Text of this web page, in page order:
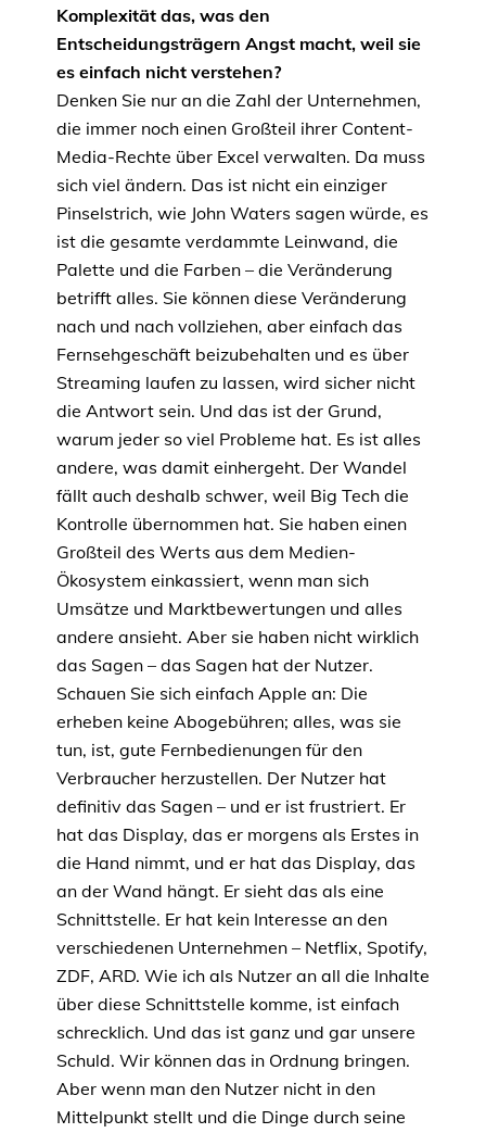
Komplexität das, was den
Entscheidungsträgern Angst macht, weil sie
es einfach nicht verstehen?
Denken Sie nur an die Zahl der Unternehmen,
die immer noch einen Großteil ihrer Content-
Media-Rechte über Excel verwalten. Da muss
sich viel ändern. Das ist nicht ein einziger
Pinselstrich, wie John Waters sagen würde, es
ist die gesamte verdammte Leinwand, die
Palette und die Farben – die Veränderung
betrifft alles. Sie können diese Veränderung
nach und nach vollziehen, aber einfach das
Fernsehgeschäft beizubehalten und es über
Streaming laufen zu lassen, wird sicher nicht
die Antwort sein. Und das ist der Grund,
warum jeder so viel Probleme hat. Es ist alles
andere, was damit einhergeht. Der Wandel
fällt auch deshalb schwer, weil Big Tech die
Kontrolle übernommen hat. Sie haben einen
Großteil des Werts aus dem Medien-
Ökosystem einkassiert, wenn man sich
Umsätze und Marktbewertungen und alles
andere ansieht. Aber sie haben nicht wirklich
das Sagen – das Sagen hat der Nutzer.
Schauen Sie sich einfach Apple an: Die
erheben keine Abogebühren; alles, was sie
tun, ist, gute Fernbedienungen für den
Verbraucher herzustellen. Der Nutzer hat
definitiv das Sagen – und er ist frustriert. Er
hat das Display, das er morgens als Erstes in
die Hand nimmt, und er hat das Display, das
an der Wand hängt. Er sieht das als eine
Schnittstelle. Er hat kein Interesse an den
verschiedenen Unternehmen – Netflix, Spotify,
ZDF, ARD. Wie ich als Nutzer an all die Inhalte
über diese Schnittstelle komme, ist einfach
schrecklich. Und das ist ganz und gar unsere
Schuld. Wir können das in Ordnung bringen.
Aber wenn man den Nutzer nicht in den
Mittelpunkt stellt und die Dinge durch seine